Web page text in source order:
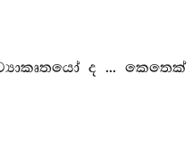
ද ... කෙතෙක්